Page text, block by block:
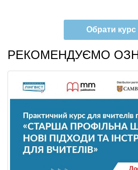
Обрати курс
РЕКОМЕНДУЄМО